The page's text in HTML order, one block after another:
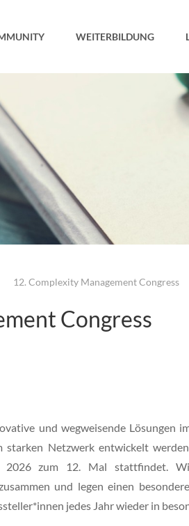
WEITERBILDUNG
12. Complexity Management Congress
Congress
und wegweisende Lösungen
starken Netzwerk entwickelt
zum 12. Mal stattfindet.
und legen einen
jedes Jahr wieder in